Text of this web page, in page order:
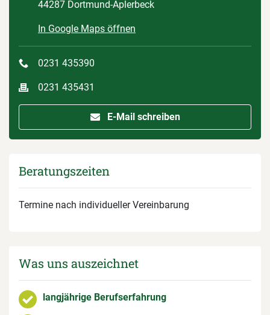
44287 Dortmund-Aplerbeck
In Google Maps öffnen
0231 435390
0231 435431
E-Mail schreiben
Beratungszeiten
Termine nach individueller Vereinbarung
Was uns auszeichnet
langjährige Berufserfahrung